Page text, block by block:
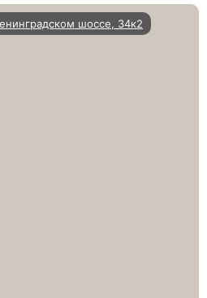
шоссе, 34к2